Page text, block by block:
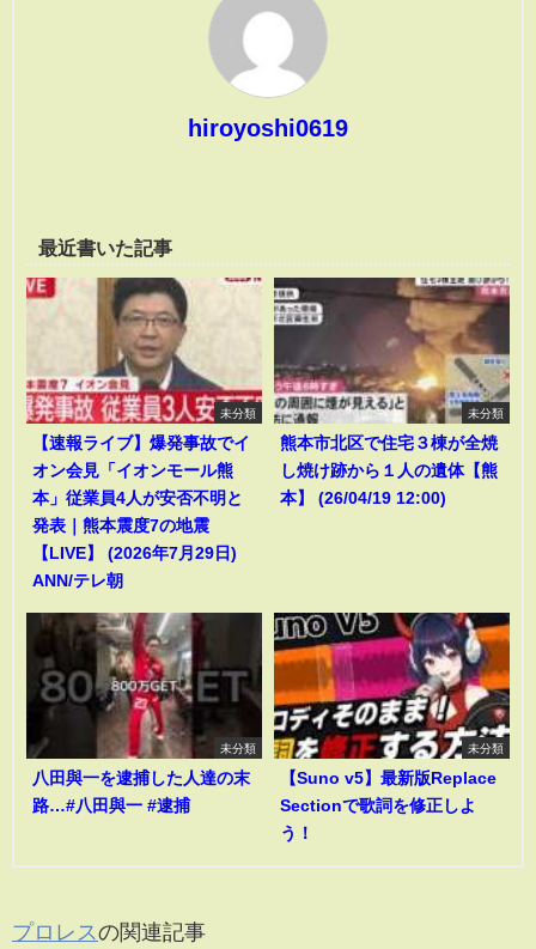
hiroyoshi0619
最近書いた記事
未分類
【速報ライブ】爆発事故でイ
オン会見「イオンモール熊
本」従業員4人が安否不明と
発表｜熊本震度7の地震
【LIVE】 (2026年7月29日)
ANN/テレ朝
未分類
熊本市北区で住宅３棟が全焼
し焼け跡から１人の遺体【熊
本】 (26/04/19 12:00)
未分類
八田與一を逮捕した人達の末
路…#八田與一 #逮捕
未分類
【Suno v5】最新版Replace
Sectionで歌詞を修正しよ
う！
プロレスの関連記事